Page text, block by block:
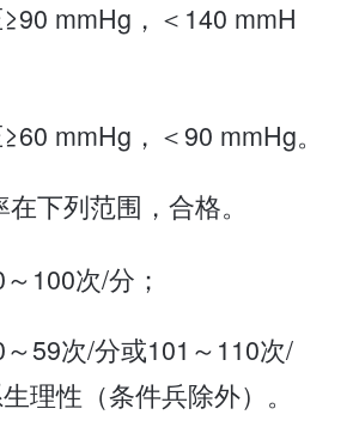
≥90 mmHg，＜140 mmH
mmHg，＜90 mmHg。
在下列范围，合格。
100次/分；
～59次/分或101～110次/
理性（条件兵除外）。